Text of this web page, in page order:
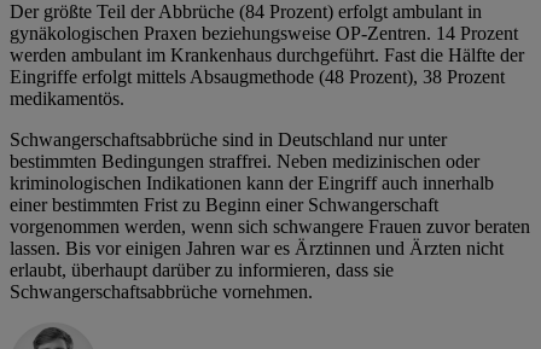
Der größte Teil der Abbrüche (84 Prozent) erfolgt ambulant in
gynäkologischen Praxen beziehungsweise OP-Zentren. 14 Prozent
werden ambulant im Krankenhaus durchgeführt. Fast die Hälfte der
Eingriffe erfolgt mittels Absaugmethode (48 Prozent), 38 Prozent
medikamentös.
Schwangerschaftsabbrüche sind in Deutschland nur unter
bestimmten Bedingungen straffrei. Neben medizinischen oder
kriminologischen Indikationen kann der Eingriff auch innerhalb
einer bestimmten Frist zu Beginn einer Schwangerschaft
vorgenommen werden, wenn sich schwangere Frauen zuvor beraten
lassen. Bis vor einigen Jahren war es Ärztinnen und Ärzten nicht
erlaubt, überhaupt darüber zu informieren, dass sie
Schwangerschaftsabbrüche vornehmen.